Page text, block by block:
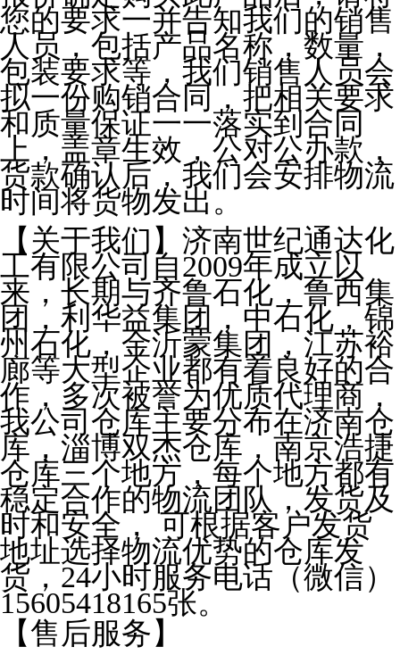
您的要求一并告知我们的销售
人员，包括产品名称，数量，
包装要求等，我们销售人员会
拟一份购销合同，把相关要求
和质量保证一一落实到合同
上，盖章生效，公对公办款，
货款确认后，我们会安排物流
时间将货物发出。
【关于我们】济南世纪通达化
工有限公司自2009年成立以
来，长期与齐鲁石化，鲁西集
团，利华益集团，中石化，锦
州石化，金沂蒙集团，江苏裕
廊等大型企业都有着良好的合
作，多次被誉为优质代理商，
我公司仓库主要分布在济南仓
库，淄博双杰仓库，南京浩捷
仓库三个地方，每个地方都有
稳定合作的物流团队，发货及
时和安全， 可根据客户发货
地址选择物流优势的仓库发
货，24小时服务电话（微信）
15605418165张。
【售后服务】